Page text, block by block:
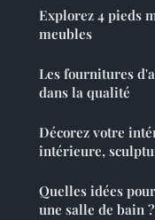
Explorez 4 pieds
meubles
Les fournitures
dans la qualité
Décorez votre
intérieure,
Quelles idées
une salle de bain ?